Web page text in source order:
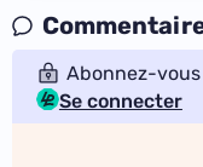
Abonnez-
Se connecter